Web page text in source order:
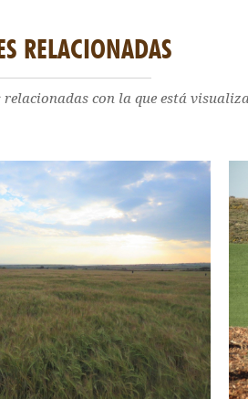
RELACIONADAS
relacionadas con la que está